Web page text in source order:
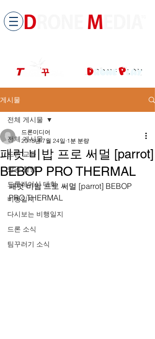
게시물
전체 게시물
드론 교육
항공 촬영
드론레이싱 대회
비행일지
다시보는 비행일지
드론 소식
팀꾸러기 소식
전체 게시물
패럿 비밥 프로 써멀 [parrot]
BEBOP PRO THERMAL
드론미디어
2018년 7월 24일 1분 분량
패럿 비밥 프로 써멀 [parrot] BEBOP
PRO THERMAL